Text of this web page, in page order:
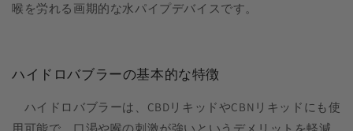
喉を労れる画期的な水パイプデバイスです。
ハイドロバブラーの基本的な特徴
ハイドロバブラーは、CBDリキッドやCBNリキッドにも使